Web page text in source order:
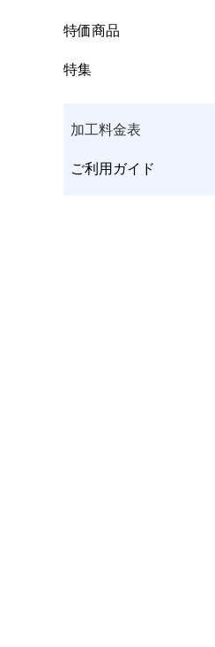
ウエア
グローブ･リストサポー
特価商品
特集
加工料金表
ご利用ガイド
ブランズウィック
34,650円(税込)